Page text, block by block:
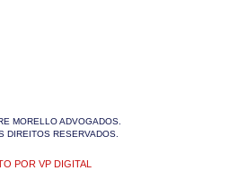
MORELLO ADVOGADOS.
DIREITOS RESERVADOS.
POR VP DIGITAL